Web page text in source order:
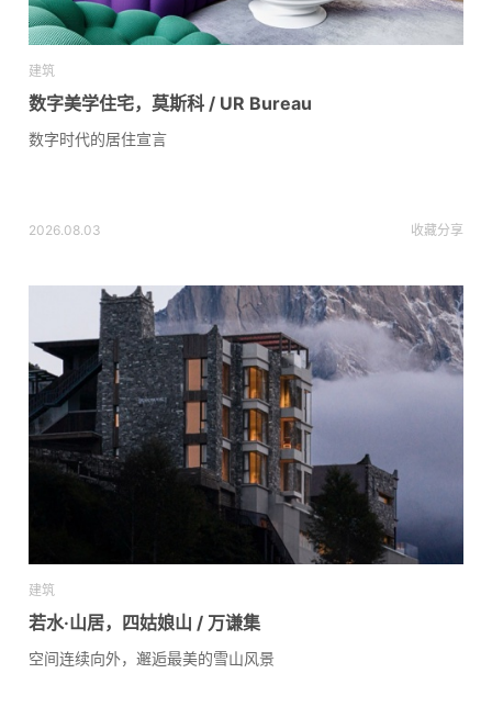
建筑
数字美学住宅，莫斯科 / UR Bureau
数字时代的居住宣言
2026.08.03 收藏分享
建筑
若水·山居，四姑娘山 / 万谦集
空间连续向外，邂逅最美的雪山风景